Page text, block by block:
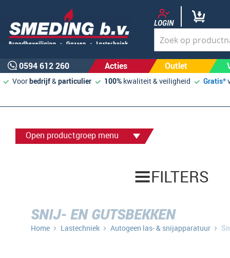
LOGIN
0594 612 260 Acties Outlet
Voorbedrijf&particulier 100% kwaliteit & veiligheid Gratis*
FILTERS
SNIJ- EN GUTSBEKKEN
Home Lastechniek Autogeen las- & snijapparatuur
Open productgroep menu